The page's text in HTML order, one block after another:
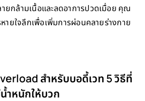
ยกล้ามเนื้อและลดอาการปวดเมื่อย คุณ
ายใจลึกเพื่อเพิ่มการผ่อนคลายร่างกาย
สำหรับบอดี้เวท 5 วิธีที่
ำหนักให้บวก